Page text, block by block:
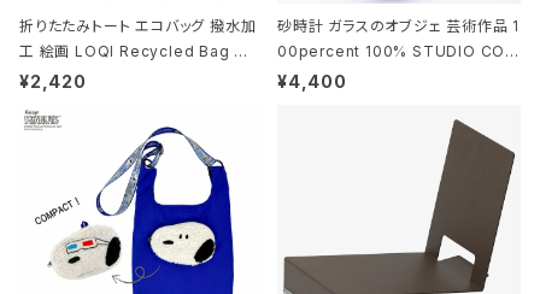
折りたたみトート エコバッグ 撥水加
工 絵画 LOQI Recycled Bag ロ
ーキー 大きめ トートバッグ MOOMI
¥2,420
砂時計 ガラスのオブジェ 芸術作品 1
00percent 100% STUDIO COH
AKU Timeless 100パーセント ス
¥4,400